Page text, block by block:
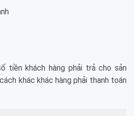
tiền khách hàng phải trả cho sản
khác khác hàng phải thanh toán